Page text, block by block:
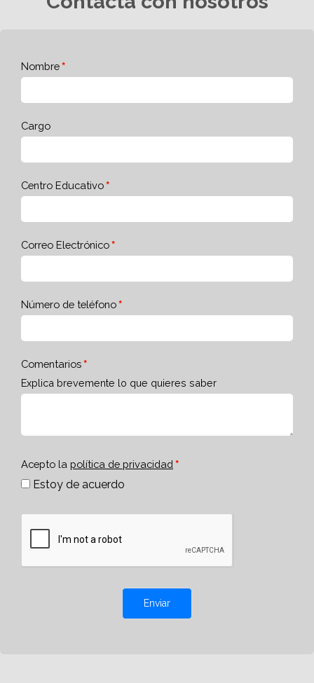
Nombre
Cargo
Centro Educativo
Correo Electrónico
Número de teléfono
Comentarios
Explica brevemente lo que quieres saber
Acepto la política de privacidad
Estoy de acuerdo
Enviar